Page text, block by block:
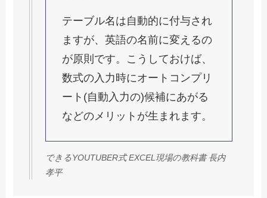
テーブル名は自動的に付与され
ますが、英語の名前に変えるの
が原則です。こうしておけば、
数式の入力時にオートコンプリ
ート(自動入力の)候補にあがる
などのメリットが生まれます。
できるYOUTUBER式 EXCEL現場の教科書 長内
孝平